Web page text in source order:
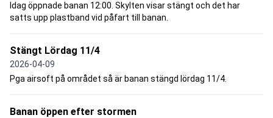
Idag öppnade banan 12:00. Skylten visar stängt och det har
satts upp plastband vid påfart till banan.
Stängt Lördag 11/4
2026-04-09
Pga airsoft på området så är banan stängd lördag 11/4.
Banan öppen efter stormen